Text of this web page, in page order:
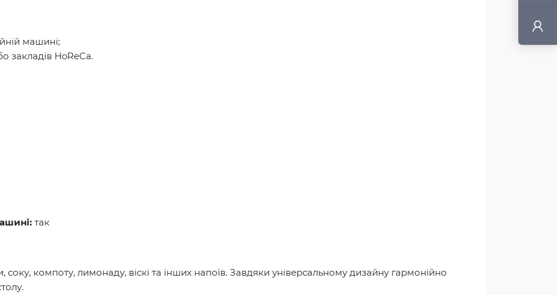
машині;
закладів HoReCa.
так
соку, компоту, лимонаду, віскі та інших напоїв. Завдяки універсальному дизайну гармонійно